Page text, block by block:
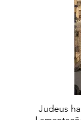
Judeus